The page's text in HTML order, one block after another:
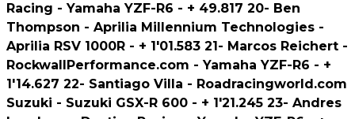
Racing - Yamaha YZF-R6 - + 49.817 20- Ben
Thompson - Aprilia Millennium Technologies -
Aprilia RSV 1000R - + 1'01.583 21- Marcos Reichert -
RockwallPerformance.com - Yamaha YZF-R6 - +
1'14.627 22- Santiago Villa - Roadracingworld.com
Suzuki - Suzuki GSX-R 600 - + 1'21.245 23- Andres